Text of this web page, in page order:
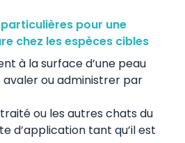
pour une
chez les espèces cibles
à la surface d’une peau
avaler ou administrer par
ou les autres chats du
d’application tant qu’il est